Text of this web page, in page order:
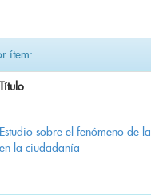
ítem:
Título
Estudio sobre el fenómeno de
en la ciudadanía